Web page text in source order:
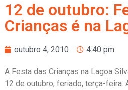
12 de outubro:
Crianças é na
outubro 4, 2010 4:40 pm
A Festa das Crianças na Lagoa
12 de outubro, feriado, terça-feira.